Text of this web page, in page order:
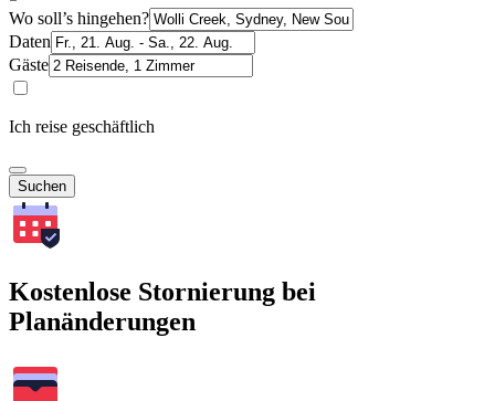
Wo soll’s hingehen?
Daten
Gäste
Ich reise geschäftlich
Suchen
Kostenlose Stornierung bei
Planänderungen